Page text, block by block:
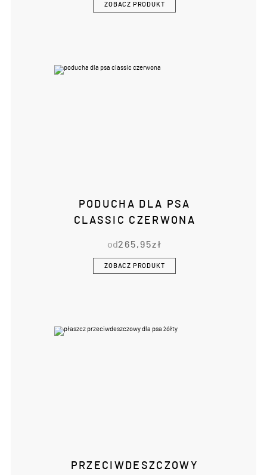
ZOBACZ PRODUKT
PODUCHA DLA PSA
CLASSIC CZERWONA
od 265,95zł
ZOBACZ PRODUKT
PRZECIWDESZCZOWY